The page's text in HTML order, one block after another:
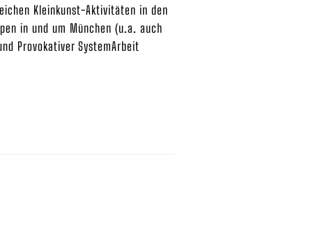
Kleinkunst-Aktivitäten in den
in und um München (u.a. auch
Provokativer SystemArbeit